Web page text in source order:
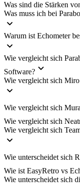
Was sind die Stärken
Was muss ich bei
Warum ist Echometer
Wie vergleicht sich
Software?
Wie vergleicht sich
Wie vergleicht sich
Wie vergleicht sich
Wie vergleicht sich
Wie unterscheidet sich
Wie ist EasyRetro vs
Wie unterscheidet sich